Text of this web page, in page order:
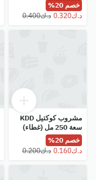
خصم 20%
مشروب كوكتيل KDD
سعة 250 مل (غطاء)
خصم 20%